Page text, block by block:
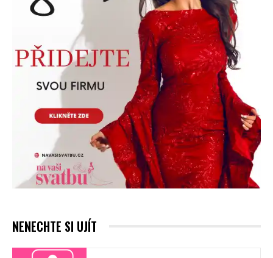
NENECHTE SI UJÍT